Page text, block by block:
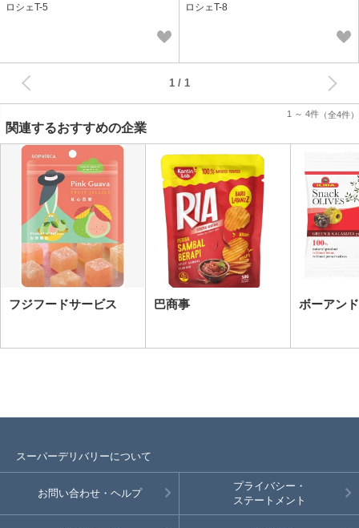
ロシェT-5 ロシェT-8
1 ～ 4件 （全4件）
1
関連するおすすめの企業
フジフードサービス 巴商事 ボーアン
スーパーデリバリーについて
お問い合わせ・ヘルプ
プライバシー・
ステートメント